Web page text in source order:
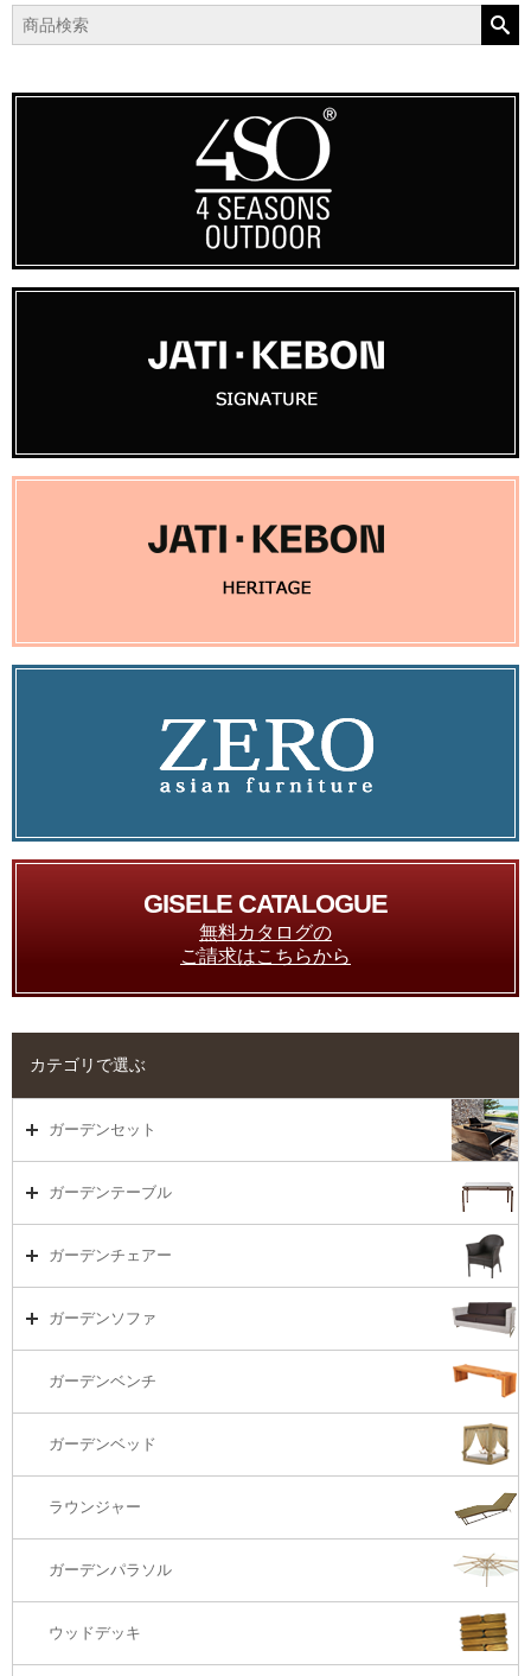
GISELE CATALOGUE
無料カタログの
ご請求はこちらから
カテゴリで選ぶ
ガーデンセット
ガーデンセット（海外在庫）
ラウンジ・ベッド
ガーデンテーブル
ガーデンテーブルTOP
コーヒーテーブル
カウンター・バーテーブル
ガーデンチェアー
ガーデンチェアーTOP
カウンター・バーチェアー
ガーデンソファ
ガーデンソファTOP
3Sソファ
オットマン・スツール
ガーデンベンチ
ガーデンベッド
ラウンジャー
ガーデンパラソル
ウッドデッキ